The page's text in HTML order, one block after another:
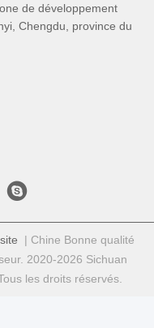
de développement
Chengdu, province du
| Chine Bonne qualité
2020-2026 Sichuan
les droits réservés.